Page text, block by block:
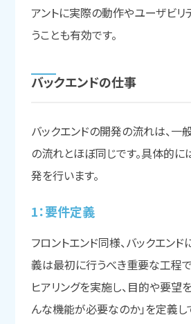
アントに実際の動作やユーザビリ
うことも有効です。
バックエンドの仕事
バックエンドの開発の流れは、一
の流れとほぼ同じです。具体的に
発を行います。
1：要件定義
フロントエンド同様、バックエン
義は最初に行うべき重要な工程で
ヒアリングを実施し、目的や要望
んな機能が必要なのか」を定義し